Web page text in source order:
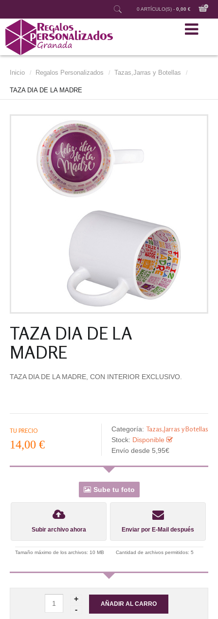
0 ARTÍCULO(S) - 0,00 €
Inicio / Regalos Personalizados / Tazas,Jarras y Botellas /
TAZA DIA DE LA MADRE
TAZA DIA DE LA
MADRE
TAZA DIA DE LA MADRE, CON INTERIOR EXCLUSIVO.
TU PRECIO
14,00 €
Categoría: Tazas,Jarras y Botellas
Stock: Disponible
Envío desde 5,95€
Sube tu foto
Subir archivo ahora Enviar por E-Mail después
Tamaño máximo de los archivos: 10 MB Cantidad de archivos permitidos: 5